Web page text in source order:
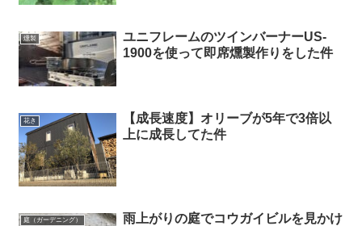
燻製
ユニフレームのツインバーナーUS-
1900を使って即席燻製作りをした件
花き
【成長速度】オリーブが5年で3倍以
上に成長してた件
庭（ガーデニング）
雨上がりの庭でコウガイビルを見かけ